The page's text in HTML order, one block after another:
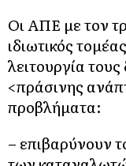
Οι ΑΠΕ με τον
ιδιωτικός
λειτουργία
<πράσινης
προβλήματα:
– επιβαρύνουν